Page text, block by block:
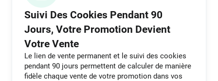
Suivi Des Cookies Pendant 90
Jours, Votre Promotion Devient
Votre Vente
Le lien de vente permanent et le suivi des cookies
pendant 90 jours permettent de calculer de manière
fidèle chaque vente de votre promotion dans vos